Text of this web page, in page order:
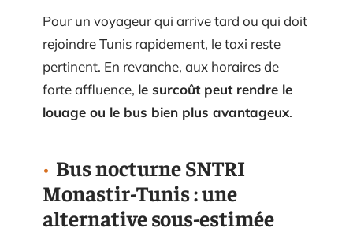
Pour un voyageur qui arrive tard ou qui doit
rejoindre Tunis rapidement, le taxi reste
pertinent. En revanche, aux horaires de
forte affluence, le surcoût peut rendre le
louage ou le bus bien plus avantageux.
Bus nocturne SNTRI
Monastir-Tunis : une
alternative sous-estimée